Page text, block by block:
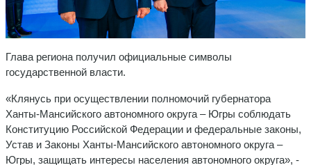
Глава региона получил официальные символы
государственной власти.
«Клянусь при осуществлении полномочий губернатора
Ханты-Мансийского автономного округа – Югры соблюдать
Конституцию Российской Федерации и федеральные законы,
Устав и Законы Ханты-Мансийского автономного округа –
Югры, защищать интересы населения автономного округа», -